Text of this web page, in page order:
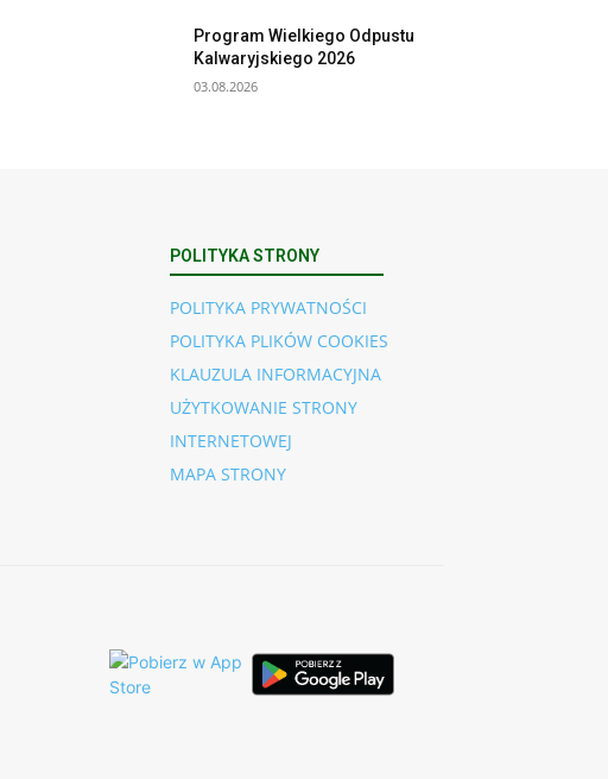
Program Wielkiego Odpustu
Kalwaryjskiego 2026
03.08.2026
POLITYKA STRONY
POLITYKA PRYWATNOŚCI
POLITYKA PLIKÓW COOKIES
KLAUZULA INFORMACYJNA
UŻYTKOWANIE STRONY
INTERNETOWEJ
MAPA STRONY